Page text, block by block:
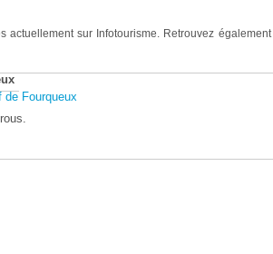
actuellement sur Infotourisme. Retrouvez également
de Fourqueux